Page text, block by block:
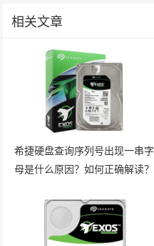
相关文章
希捷硬盘查询序列号出现一串字
母是什么原因？如何正确解读？